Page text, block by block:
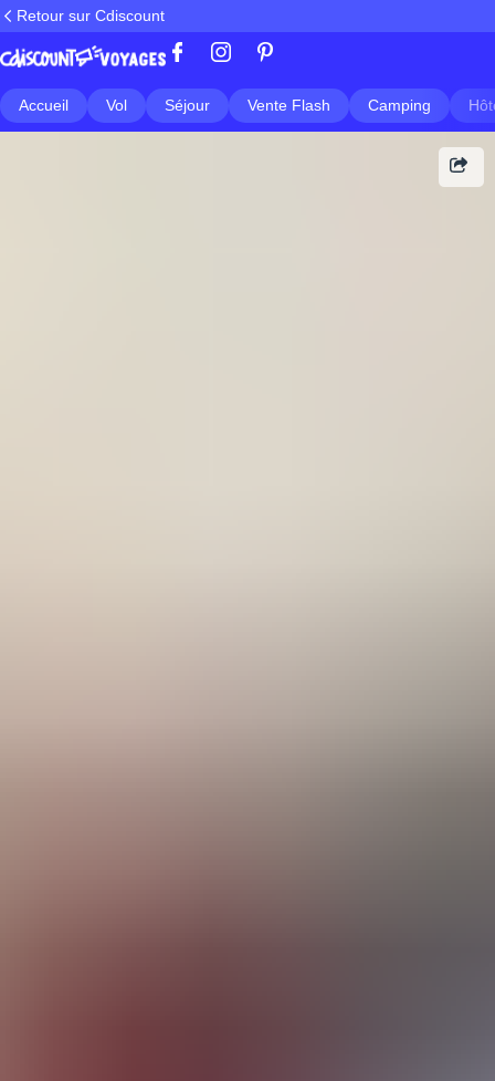
Retour sur Cdiscount
Accueil Vol Séjour Vente Flash Camping